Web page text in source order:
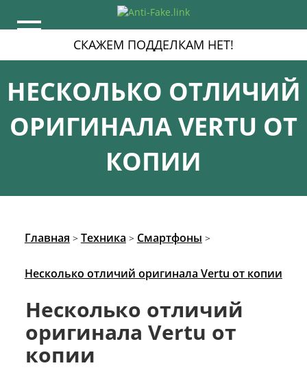
СКАЖЕМ ПОДДЕЛКАМ НЕТ!
НЕСКОЛЬКО ОТЛИЧИЙ
ОРИГИНАЛА VERTU ОТ
КОПИИ
Главная > Техника > Смартфоны >
Несколько отличий оригинала Vertu от копии
Несколько отличий
оригинала Vertu от
копии